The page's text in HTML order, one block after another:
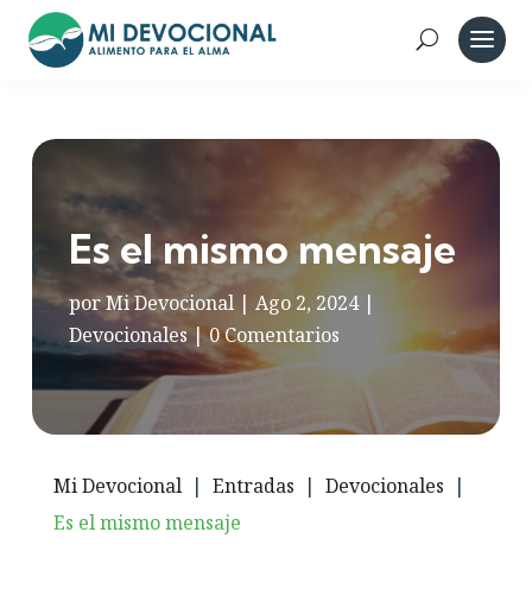
Es el mismo mensaje
porMi Devocional |Ago 2, 2024|
Devocionales |0 Comentarios
Mi Devocional | Entradas | Devocionales |
Es el mismo mensaje